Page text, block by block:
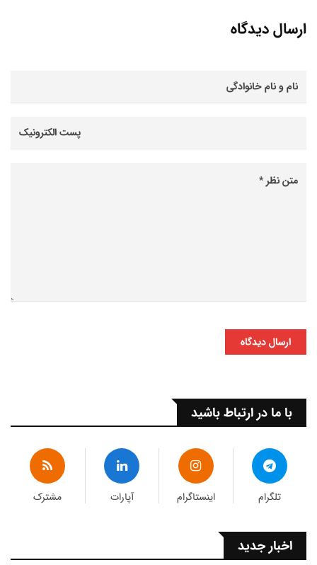
ارسال دیدگاه
ارسال دیدگاه
با ما در ارتباط باشید
تلگرام اینستاگرام آپارات مشترک
اخبار جدید